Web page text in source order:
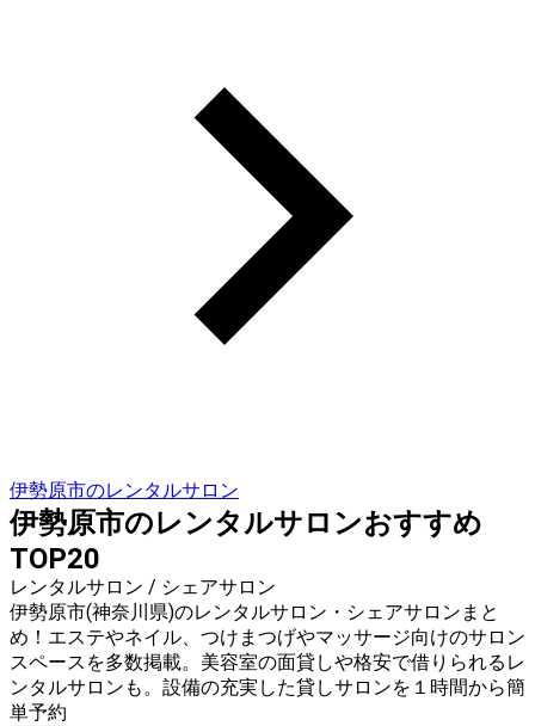
伊勢原市のレンタルサロン
伊勢原市のレンタルサロンおすすめ
TOP20
レンタルサロン / シェアサロン
伊勢原市(神奈川県)のレンタルサロン・シェアサロンまと
め！エステやネイル、つけまつげやマッサージ向けのサロン
スペースを多数掲載。美容室の面貸しや格安で借りられるレ
ンタルサロンも。設備の充実した貸しサロンを１時間から簡
単予約